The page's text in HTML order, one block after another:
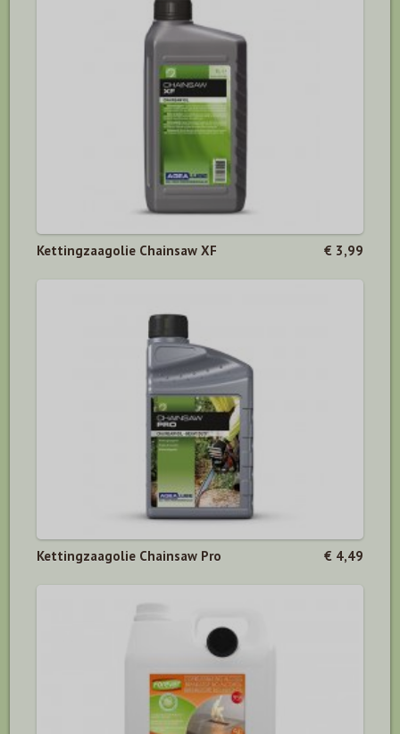
Kettingzaagolie Chainsaw XF € 3,99
Kettingzaagolie Chainsaw Pro € 4,49